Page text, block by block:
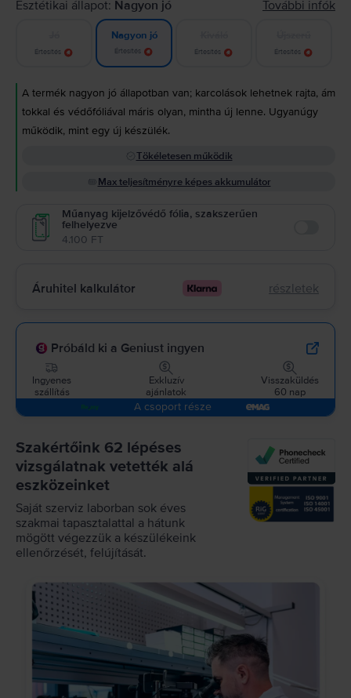
Esztétikai állapot: Nagyon jó További infók
Értesítés
Nagyon jó
Értesítés Értesítés Értesítés
A termék nagyon jó állapotban van; karcolások lehetnek rajta, ám
tokkal és védőfóliával máris olyan, mintha új lenne. Ugyanúgy
működik, mint egy új készülék.
Tökéletesen működik
Max teljesítményre képes akkumulátor
Műanyag kijelzővédő fólia, szakszerűen
felhelyezve
4.100 FT
Áruhitel kalkulátor részletek
Próbáld ki a Geniust ingyen
Ingyenes
szállítás
Exkluzív
ajánlatok
Visszaküldés
60 nap
A csoport része
Szakértőink 62 lépéses
vizsgálatnak vetették alá
eszközeinket
Saját szerviz laborban sok éves
szakmai tapasztalattal a hátunk
mögött végezzük a készülékeink
ellenőrzését, felújítását.